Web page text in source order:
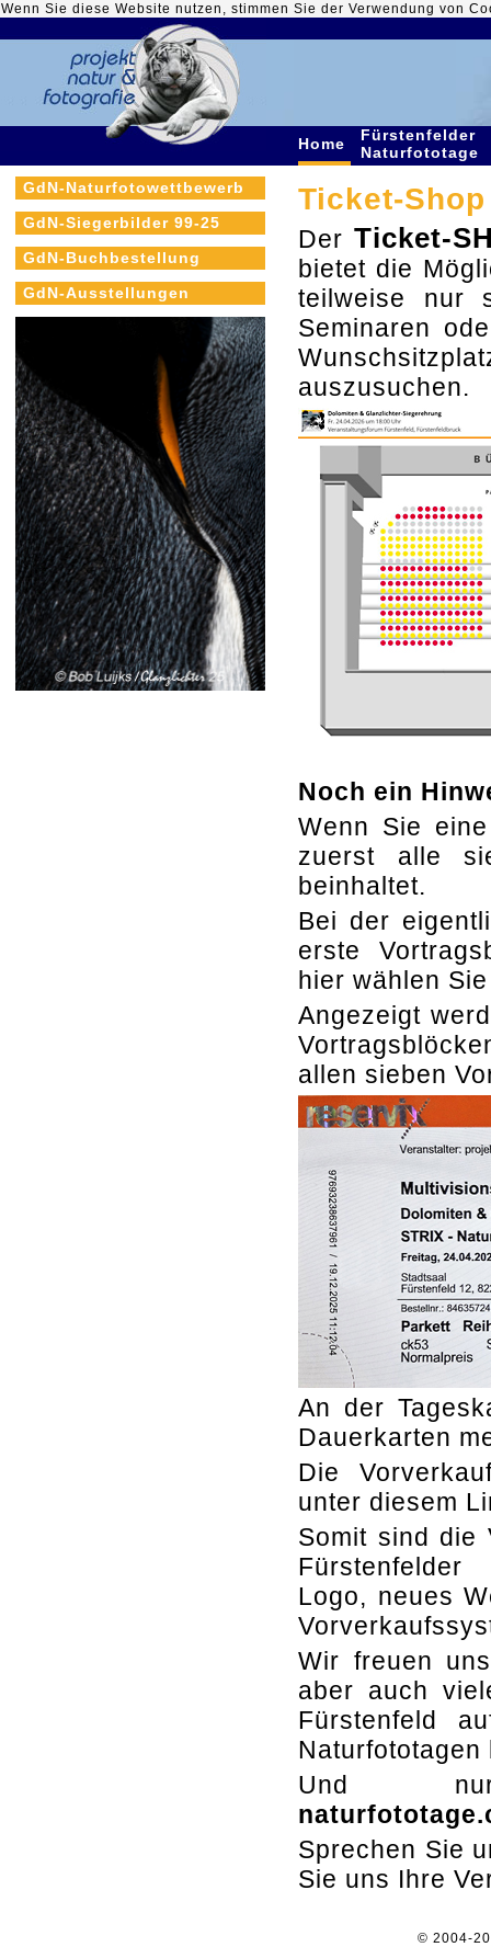
Wenn Sie diese Website nutzen, stimmen Sie der Verwendung von
Home
Fürstenfelder
Naturfototage
GdN-Naturfotowettbewerb
GdN-Siegerbilder 99-25
GdN-Buchbestellung
GdN-Ausstellungen
Ticket-
DerTicket-
bietet die
teilweise nur
Seminaren
auszusuchen.
Noch ein
Wenn Sie
zuerst alle
beinhaltet.
Bei der
erste
hier wählen
Angezeigt
allen sieben
An der
Dauerkarten
Die
unter diesem
Somit sind die
Fürstenfelder
Logo, neues
Wir freuen
aber auch
Fürstenfeld
Und
Sprechen Sie
Sie uns Ihre
© 2004-